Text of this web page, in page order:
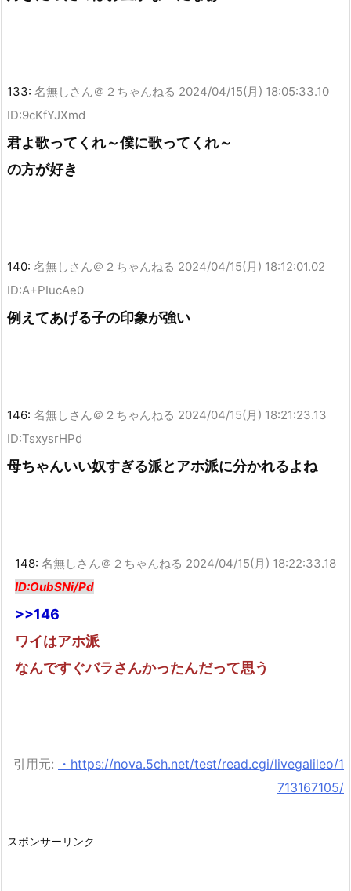
133: 名無しさん＠２ちゃんねる 2024/04/15(月) 18:05:33.10
ID:9cKfYJXmd
君よ歌ってくれ～僕に歌ってくれ～
の方が好き
140: 名無しさん＠２ちゃんねる 2024/04/15(月) 18:12:01.02
ID:A+PIucAe0
例えてあげる子の印象が強い
146: 名無しさん＠２ちゃんねる 2024/04/15(月) 18:21:23.13
ID:TsxysrHPd
母ちゃんいい奴すぎる派とアホ派に分かれるよね
148: 名無しさん＠２ちゃんねる 2024/04/15(月) 18:22:33.18
ID:OubSNi/Pd
>>146
ワイはアホ派
なんですぐバラさんかったんだって思う
引用元:
・https://nova.5ch.net/test/read.cgi/livegalileo/1
713167105/
スポンサーリンク